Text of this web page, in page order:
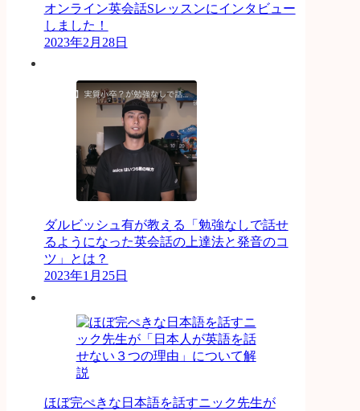
オンライン英会話Sレッスンにインタビュー
しました！
2023年2月28日
ダルビッシュ有が教える「勉強なしで話せ
るようになった英会話の上達法と発音のコ
ツ」とは？
2023年1月25日
ほぼ完ぺきな日本語を話すニック先生が